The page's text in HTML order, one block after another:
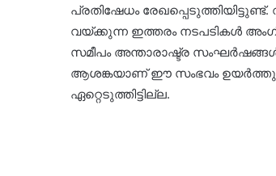
പ്രതിഷേധം
വയ്ക്കുന്ന ഇത്തരം നടപടികൾ
സമീപം അന്താരാഷ്ട്ര
ആശങ്കയാണ് ഈ സംഭവം
ഏറ്റെടുത്തിട്ടില്ല.